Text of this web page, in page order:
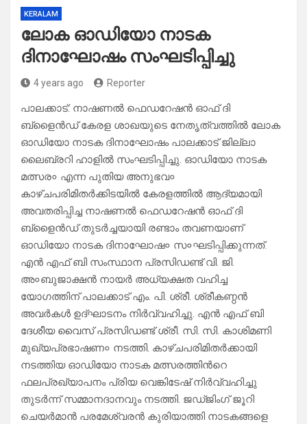
KERALAM
ലോക ഓഡിയോ നാടക
ദിനാഘോഷം സംഘടിപ്പിച്ചു
4 years ago Reporter
പാലക്കാട്: നാഷണൽ ഫെഡറേഷൻ ഓഫ് ദി
ബ്ളൈൻഡ് കേരള ശാഖയുടെ നേതൃത്വത്തിൽ ലോക
ഓഡിയോ നാടക ദിനാഘോഷം പാലക്കാട് ജില്ലാ
ലൈബ്രറി ഹാളിൽ സംഘടിപ്പിച്ചു. ഓഡിയോ നാടക
മത്സര० എന്ന പുതിയ അനുഭവ०
കാഴ്ചപരിമിതർക്കിടയിൽ കേരളത്തിൽ ആദ്യമായി
അവതരിപ്പിച്ച നാഷണൽ ഫെഡറേഷൻ ഓഫ് ദി
ബ്ളൈൻഡ് തുടർച്ചയായി രണ്ടാം തവണയാണ്
ഓഡിയോ നാടക ദിനാഘോഷ० സ०ഘടിപ്പിക്കുന്നത്.
എൻ എഫ് ബി സംസ്ഥാന പ്രസിഡണ്ട് വി. ജി.
അ०ബുജാക്ഷൻ നായർ അധ്യക്ഷത വഹിച്ച
യോഗത്തിന് പാലക്കാട് എം. പി. ശ്രീ. ശ്രീകണ്ഠൻ
അവർകൾ ഉദ്ഘാടനം നിർവ്വഹിച്ചു. എൻ എഫ് ബി
ദേശീയ വൈസ് പ്രസിഡണ്ട് ശ്രീ. സി. സി. കാശിമണി
മുഖ്യപ്രഭാഷണ० നടത്തി. കാഴ്ചപരിമിതർക്കായി
നടത്തിയ ഓഡിയോ നാടക മത്സരത്തിൻറെ
ഫലപ്രഖ്യാപനം പ്രിയ വെങ്കിടേഷ് നിർവ്വഹിച്ചു
തുടർന്ന് സമ്മാനദാനവും നടത്തി. ജഡ്ജിംഗ് ജൂറി
ചെയർമാൻ പരമേശ്വരൻ കുരിയാത്തി നാടകങ്ങളെ